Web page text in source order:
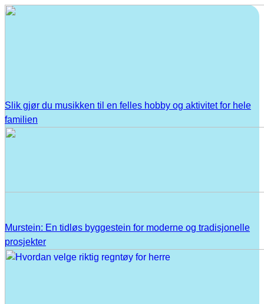
Slik gjør du musikken til en felles hobby og aktivitet for hele
familien
Murstein: En tidløs byggestein for moderne og tradisjonelle
prosjekter